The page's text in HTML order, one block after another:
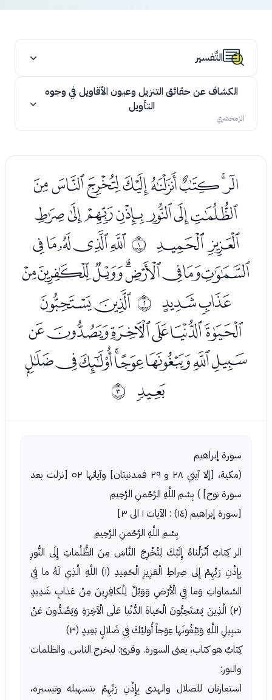
التَّفسير
الكشاف عن حقائق التنزيل وعيون الأقاويل في وجوه
التأويل
الزمخشري
ﭢﭣﭤﭥﭦﭧﭨﭩ
ﭪﭫﭬﭭﭮﭯﭰ
ﭱﭲ ﰀﭴﭵﭶﭷﭸ
ﭹﭺﭻﭼﭽﭾﭿﮀ
ﮁﮂ ﰁ ﮄﮅ
ﮆﮇﮈﮉﮊﮋ
ﮌﮍﮎﮏﮐﮑﮒﮓ
ﮔ ﰂ
سورة إبراهيم
(مكية، [إلا آيتي ٢٨ و ٢٩ فمدنيتان] وآياتها ٥٢ [نزلت بعد
سورة نوح] ) بِسْمِ اللَّهِ الرَّحْمنِ الرَّحِيمِ
[سورة إبراهيم (١٤) : الآيات ١ الى ٣]
بِسْمِ اللَّهِ الرَّحْمنِ الرَّحِيمِ
الر كِتابٌ أَنْزَلْناهُ إِلَيْكَ لِتُخْرِجَ النَّاسَ مِنَ الظُّلُماتِ إِلَى النُّورِ
بِإِذْنِ رَبِّهِمْ إِلى صِراطِ الْعَزِيزِ الْحَمِيدِ (١) اللَّهِ الَّذِي لَهُ ما فِي
السَّماواتِ وَما فِي الْأَرْضِ وَوَيْلٌ لِلْكافِرِينَ مِنْ عَذابٍ شَدِيدٍ
(٢) الَّذِينَ يَسْتَحِبُّونَ الْحَياةَ الدُّنْيا عَلَى الْآخِرَةِ وَيَصُدُّونَ عَنْ
سَبِيلِ اللَّهِ وَيَبْغُونَها عِوَجاً أُولئِكَ فِي ضَلالٍ بَعِيدٍ (٣)
كِتابٌ هو كتاب، يعنى السورة. وقرئ: ليخرج الناس. والظلمات
والنور:
استعارتان للضلال والهدى بِإِذْنِ رَبِّهِمْ بتسهيله وتيسيره،